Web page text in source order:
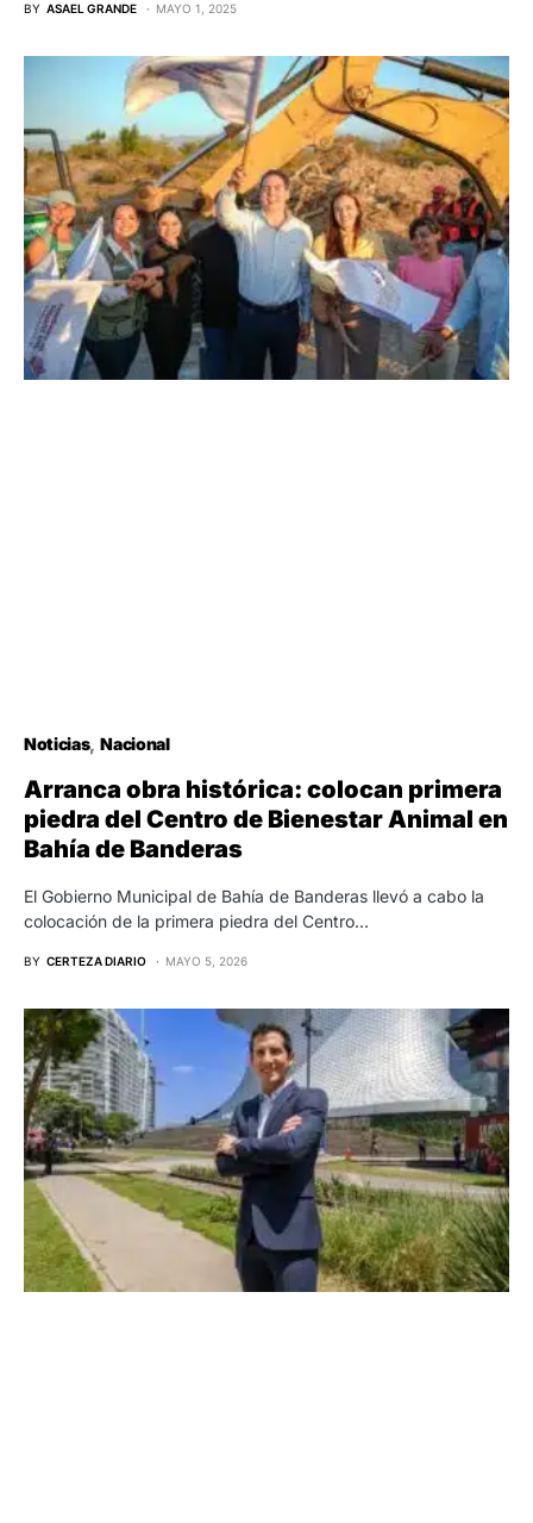
BY ASAEL GRANDE MAYO 1, 2025
Noticias Nacional
Arranca obra histórica: colocan primera
piedra del Centro de Bienestar Animal en
Bahía de Banderas
El Gobierno Municipal de Bahía de Banderas llevó a cabo la
colocación de la primera piedra del Centro…
BY CERTEZA DIARIO MAYO 5, 2026